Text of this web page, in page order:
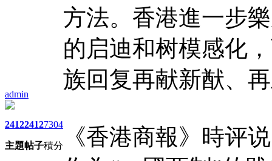
admin
2412
主題
2412
帖子
7304
積分
方法。香港進一步
的启迪和树模感化
族回复再献新猷、
《香港商報》時评